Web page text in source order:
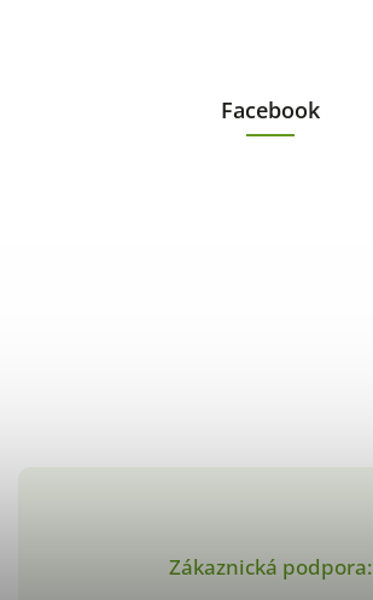
Zákaznická podpora:
Facebook